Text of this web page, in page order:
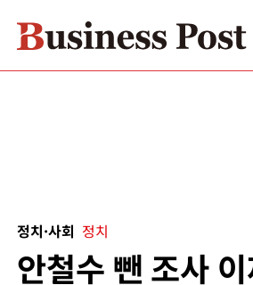
정치·사회 정치
안철수 뺀 조사